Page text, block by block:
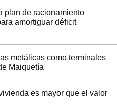
plan de racionamiento
amortiguar déficit
metálicas como terminales
Maiquetía
es mayor que el valor